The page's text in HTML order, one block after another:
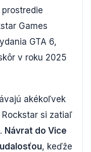
Games
GTA 6,
v roku 2025
akékoľvek
si zatiaľ
Návrat do Vice
, keďže